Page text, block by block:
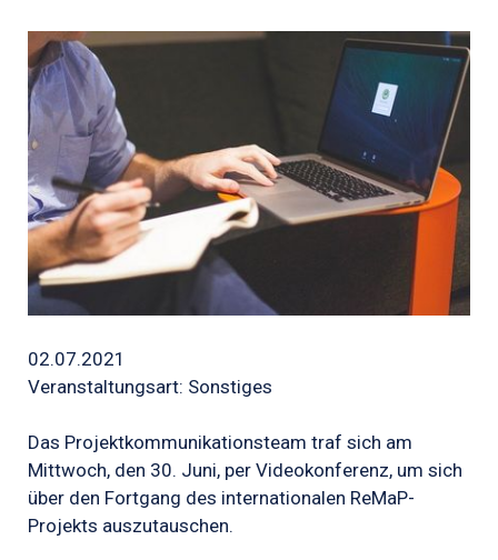
02.07.2021
Veranstaltungsart: Sonstiges
Das Projektkommunikationsteam traf sich am
Mittwoch, den 30. Juni, per Videokonferenz, um sich
über den Fortgang des internationalen ReMaP-
Projekts auszutauschen.